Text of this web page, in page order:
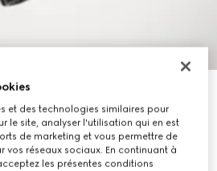
logo Gucci
et des technologies similaires pour
le site, analyser l'utilisation qui en est
de marketing et vous permettre de
vos réseaux sociaux. En continuant à
les présentes conditions